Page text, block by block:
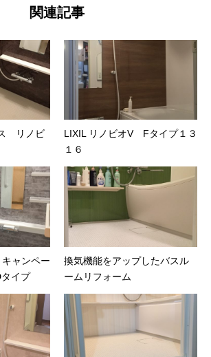
関連記事
リノビ
LIXIL リノビオV Fタイプ１３
１６
ャンペー
イプ
換気機能をアップしたバスル
ームリフォーム